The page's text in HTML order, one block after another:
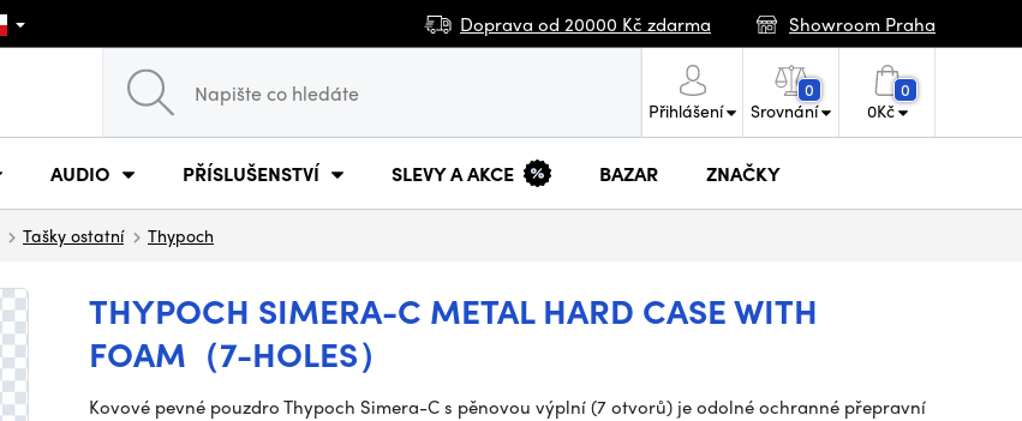
Doprava od 20000 Kč zdarma Showroom Praha
Přihlášení
0
Srovnání
0
0Kč
AUDIO PŘÍSLUŠENSTVÍ SLEVY A AKCE BAZAR ZNAČKY
Tašky ostatní Thypoch
THYPOCH SIMERA-C METAL HARD CASE WITH
FOAM（7-HOLES）
Kovové pevné pouzdro Thypoch Simera-C s pěnovou výplní (7 otvorů) je odolné ochranné přepravní